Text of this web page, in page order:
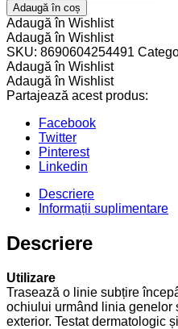
Adaugă în coș
Adaugă în Wishlist
Adaugă în Wishlist
SKU: 8690604254491
Adaugă în Wishlist
Adaugă în Wishlist
Partajează acest produs:
Facebook
Twitter
Pinterest
Linkedin
Descriere
Informații suplimentare
Descriere
Utilizare
Trasează o linie subțire
ochiului urmând linia genelor
exterior. Testat dermatologic